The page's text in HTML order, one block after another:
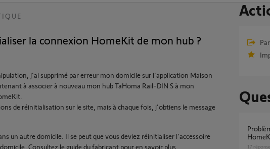
la connexion HomeKit de mon hub ?
j'ai supprimé par erreur mon domicile sur l'application Maison
à associer à nouveau mon hub TaHoma Rail-DIN S à mon
de réinitialisation sur le site, mais à chaque fois, j'obtiens le message
un autre domicile. Il se peut que vous deviez réinitialiser l'accessoire
Consultez le guide du fabricant pour en savoir plus.
Problème connexion TaHoma vers Apple
17